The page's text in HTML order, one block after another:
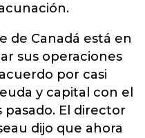
de Canadá está en
sus operaciones
por casi
y capital con el
El director
dijo que ahora